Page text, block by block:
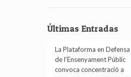
Últimas Entradas
La Plataforma en Defensa
de l’Ensenyament Públic
convoca concentració a